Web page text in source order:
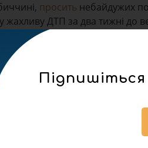
просить небайдужих
ДТП за два тижні до
веселим і щасливим,
духовної семінарії, яким
у серпні, коли машина, за
2 місяці реанімації,
інфекція у легенях і
– розповіли у центрі.